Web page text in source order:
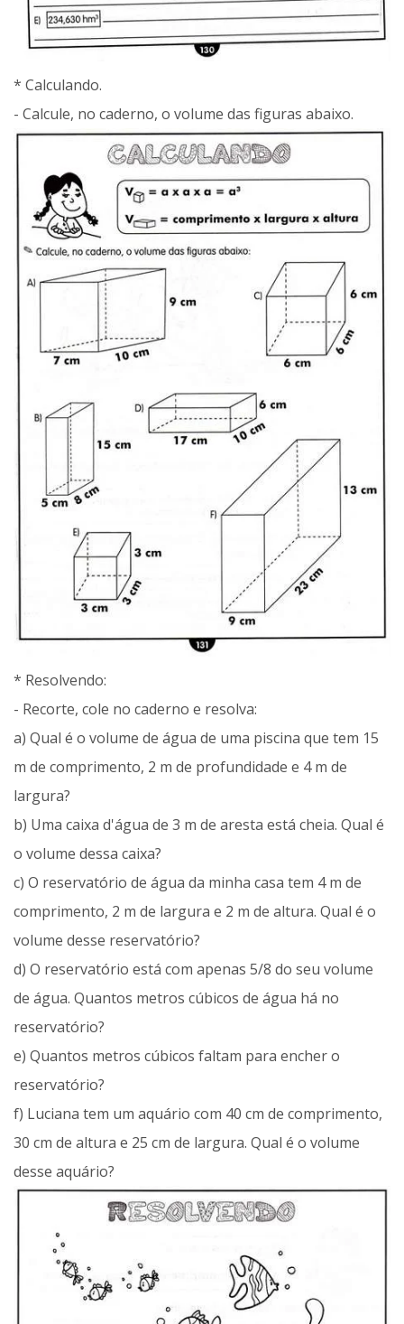
* Calculando.
- Calcule, no caderno, o volume das figuras abaixo.
* Resolvendo:
- Recorte, cole no caderno e resolva:
a) Qual é o volume de água de uma piscina que tem 15
m de comprimento, 2 m de profundidade e 4 m de
largura?
b) Uma caixa d'água de 3 m de aresta está cheia. Qual é
o volume dessa caixa?
c) O reservatório de água da minha casa tem 4 m de
comprimento, 2 m de largura e 2 m de altura. Qual é o
volume desse reservatório?
d) O reservatório está com apenas 5/8 do seu volume
de água. Quantos metros cúbicos de água há no
reservatório?
e) Quantos metros cúbicos faltam para encher o
reservatório?
f) Luciana tem um aquário com 40 cm de comprimento,
30 cm de altura e 25 cm de largura. Qual é o volume
desse aquário?